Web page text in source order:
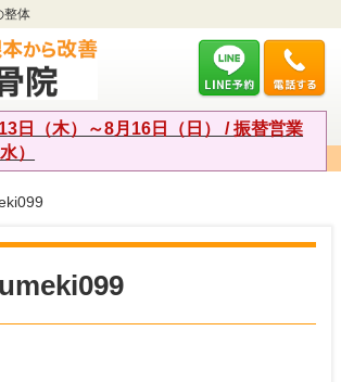
整体
日（木）～8月16日（日） / 振替営業
）